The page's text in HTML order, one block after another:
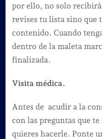
por ello, no solo
revises tu lista sino que
contenido. Cuando
dentro de la maleta
finalizada.
Visita médica.
Antes de acudir a la
con las preguntas que
quieres hacerle. Ponte